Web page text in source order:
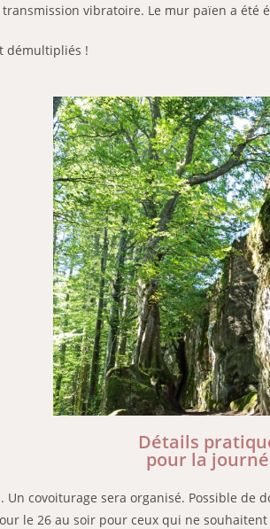
vibratoire. Le mur païen a
démultipliés !
Détails
pour la
Un covoiturage sera organisé. Possible
le 26 au soir pour ceux qui ne